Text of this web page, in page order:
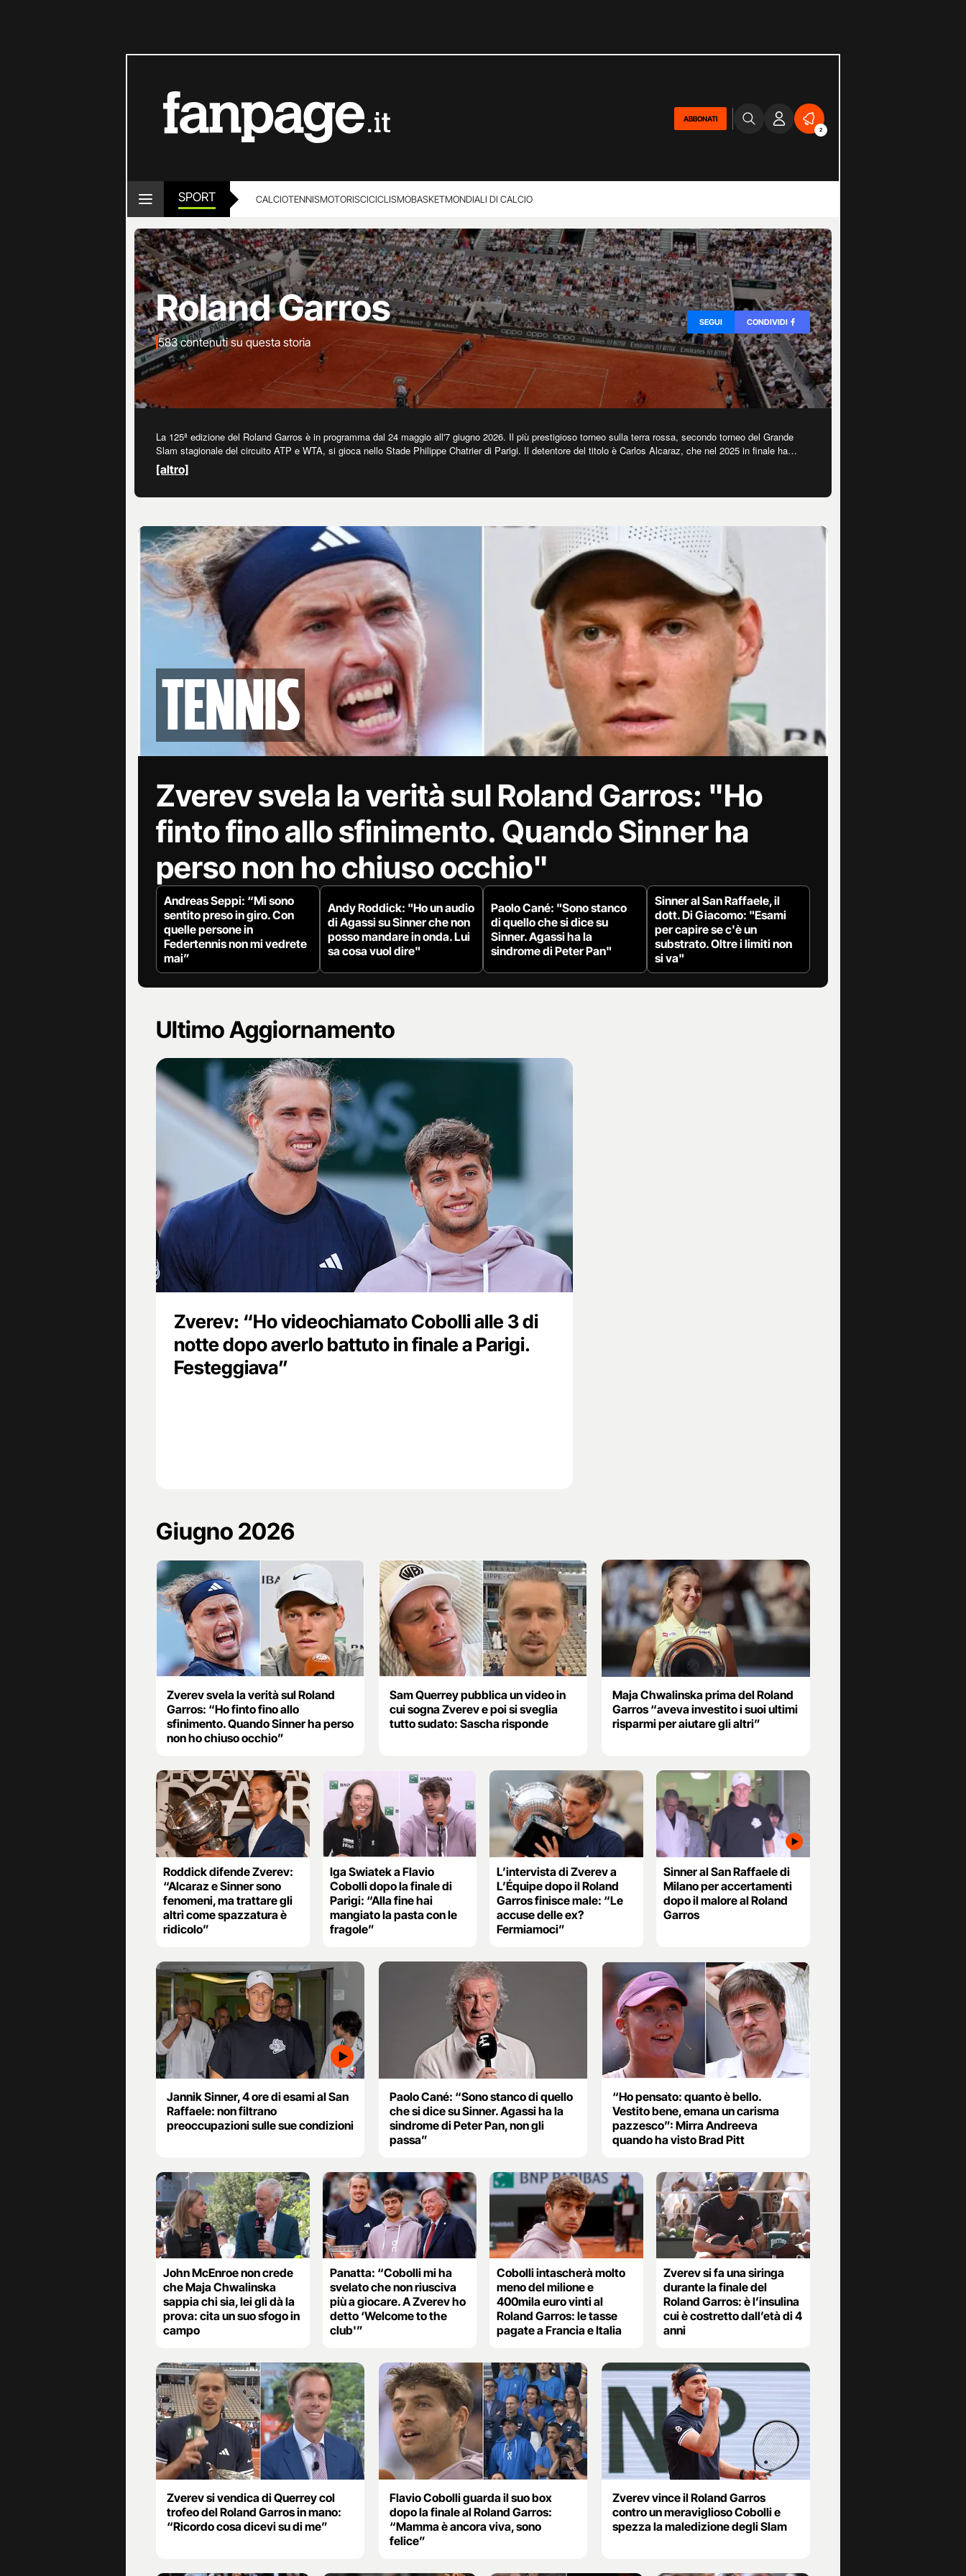
ABBONATI
2
SPORT CALCIOTENNISMOTORISCICICLISMOBASKETMONDIALI DI CALCIO
Roland Garros
583 contenuti su questa storia
SEGUI CONDIVIDI
La 125ª edizione del Roland Garros è in programma dal 24 maggio all'7 giugno 2026. Il più prestigioso torneo sulla terra rossa, secondo torneo del Grande
Slam stagionale del circuito ATP e WTA, si gioca nello Stade Philippe Chatrier di Parigi. Il detentore del titolo è Carlos Alcaraz, che nel 2025 in finale ha
superato Jannik Sinner. Le ultime news e gli aggiornamenti sul calendario e il tabellone.
[altro]
tennis
Zverev svela la verità sul Roland Garros: "Ho
finto fino allo sfinimento. Quando Sinner ha
perso non ho chiuso occhio"
Andreas Seppi: “Mi sono
sentito preso in giro. Con
quelle persone in
Federtennis non mi vedrete
mai”
Andy Roddick: "Ho un audio
di Agassi su Sinner che non
posso mandare in onda. Lui
sa cosa vuol dire"
Paolo Cané: "Sono stanco
di quello che si dice su
Sinner. Agassi ha la
sindrome di Peter Pan"
Sinner al San Raffaele, il
dott. Di Giacomo: "Esami
per capire se c'è un
substrato. Oltre i limiti non
si va"
Ultimo Aggiornamento
Zverev: “Ho videochiamato Cobolli alle 3 di
notte dopo averlo battuto in finale a Parigi.
Festeggiava”
Giugno 2026
Zverev svela la verità sul Roland
Garros: “Ho finto fino allo
sfinimento. Quando Sinner ha perso
non ho chiuso occhio”
Sam Querrey pubblica un video in
cui sogna Zverev e poi si sveglia
tutto sudato: Sascha risponde
Maja Chwalinska prima del Roland
Garros “aveva investito i suoi ultimi
risparmi per aiutare gli altri”
Roddick difende Zverev:
“Alcaraz e Sinner sono
fenomeni, ma trattare gli
altri come spazzatura è
ridicolo”
Iga Swiatek a Flavio
Cobolli dopo la finale di
Parigi: “Alla fine hai
mangiato la pasta con le
fragole”
L’intervista di Zverev a
L’Équipe dopo il Roland
Garros finisce male: “Le
accuse delle ex?
Fermiamoci”
Sinner al San Raffaele di
Milano per accertamenti
dopo il malore al Roland
Garros
Jannik Sinner, 4 ore di esami al San
Raffaele: non filtrano
preoccupazioni sulle sue condizioni
Paolo Cané: “Sono stanco di quello
che si dice su Sinner. Agassi ha la
sindrome di Peter Pan, non gli
passa”
“Ho pensato: quanto è bello.
Vestito bene, emana un carisma
pazzesco”: Mirra Andreeva
quando ha visto Brad Pitt
John McEnroe non crede
che Maja Chwalinska
sappia chi sia, lei gli dà la
prova: cita un suo sfogo in
campo
Panatta: “Cobolli mi ha
svelato che non riusciva
più a giocare. A Zverev ho
detto ‘Welcome to the
club'”
Cobolli intascherà molto
meno del milione e
400mila euro vinti al
Roland Garros: le tasse
pagate a Francia e Italia
Zverev si fa una siringa
durante la finale del
Roland Garros: è l’insulina
cui è costretto dall’età di 4
anni
Zverev si vendica di Querrey col
trofeo del Roland Garros in mano:
“Ricordo cosa dicevi su di me”
Flavio Cobolli guarda il suo box
dopo la finale al Roland Garros:
“Mamma è ancora viva, sono
felice”
Zverev vince il Roland Garros
contro un meraviglioso Cobolli e
spezza la maledizione degli Slam